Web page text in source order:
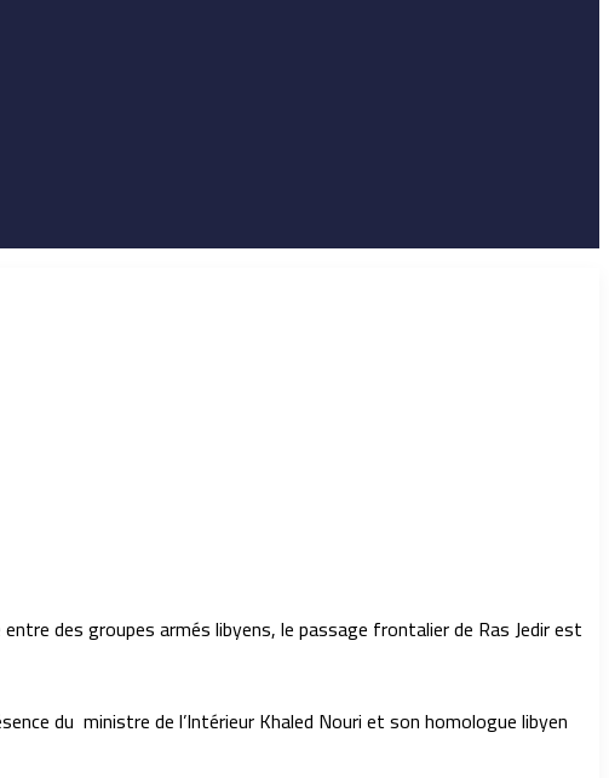
des groupes armés libyens, le passage frontalier de Ras Jedir est
du ministre de l’Intérieur Khaled Nouri et son homologue libyen